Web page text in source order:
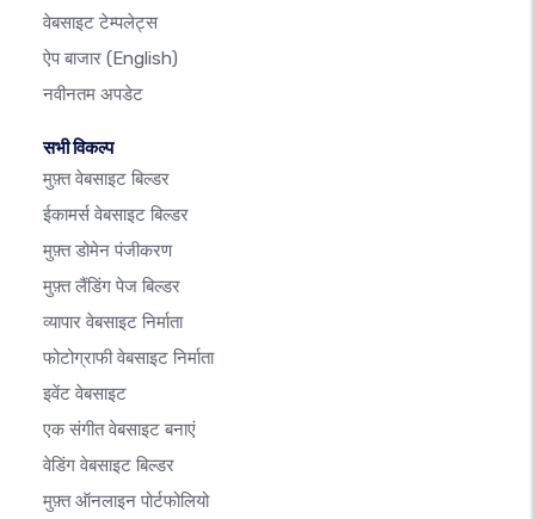
वेबसाइट टेम्पलेट्स
ऐप बाजार (English)
नवीनतम अपडेट
सभी विकल्प
मुफ़्त वेबसाइट बिल्डर
ईकामर्स वेबसाइट बिल्डर
मुफ़्त डोमेन पंजीकरण
मुफ़्त लैंडिंग पेज बिल्डर
व्यापार वेबसाइट निर्माता
फोटोग्राफी वेबसाइट निर्माता
इवेंट वेबसाइट
एक संगीत वेबसाइट बनाएं
वेडिंग वेबसाइट बिल्डर
मुफ़्त ऑनलाइन पोर्टफोलियो